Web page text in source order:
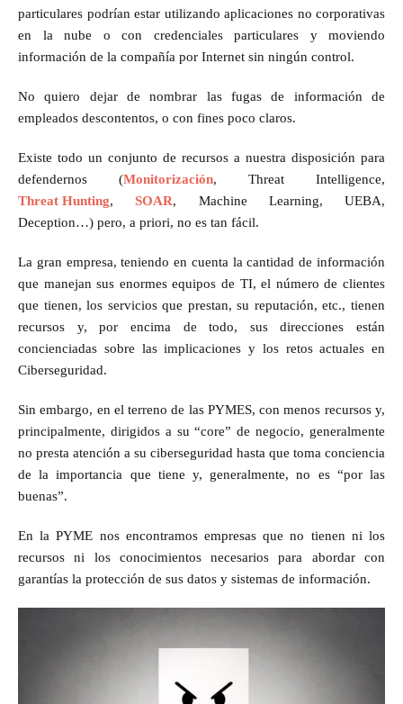
particulares podrían estar utilizando aplicaciones no corporativas
en la nube o con credenciales particulares y moviendo
información de la compañía por Internet sin ningún control.
No quiero dejar de nombrar las fugas de información de
empleados descontentos, o con fines poco claros.
Existe todo un conjunto de recursos a nuestra disposición para
defendernos (Monitorización, Threat Intelligence,
Threat Hunting,SOAR, Machine Learning, UEBA,
Deception…) pero, a priori, no es tan fácil.
La gran empresa, teniendo en cuenta la cantidad de información
que manejan sus enormes equipos de TI, el número de clientes
que tienen, los servicios que prestan, su reputación, etc., tienen
recursos y, por encima de todo, sus direcciones están
concienciadas sobre las implicaciones y los retos actuales en
Ciberseguridad.
Sin embargo, en el terreno de las PYMES, con menos recursos y,
principalmente, dirigidos a su “core” de negocio, generalmente
no presta atención a su ciberseguridad hasta que toma conciencia
de la importancia que tiene y, generalmente, no es “por las
buenas”.
En la PYME nos encontramos empresas que no tienen ni los
recursos ni los conocimientos necesarios para abordar con
garantías la protección de sus datos y sistemas de información.